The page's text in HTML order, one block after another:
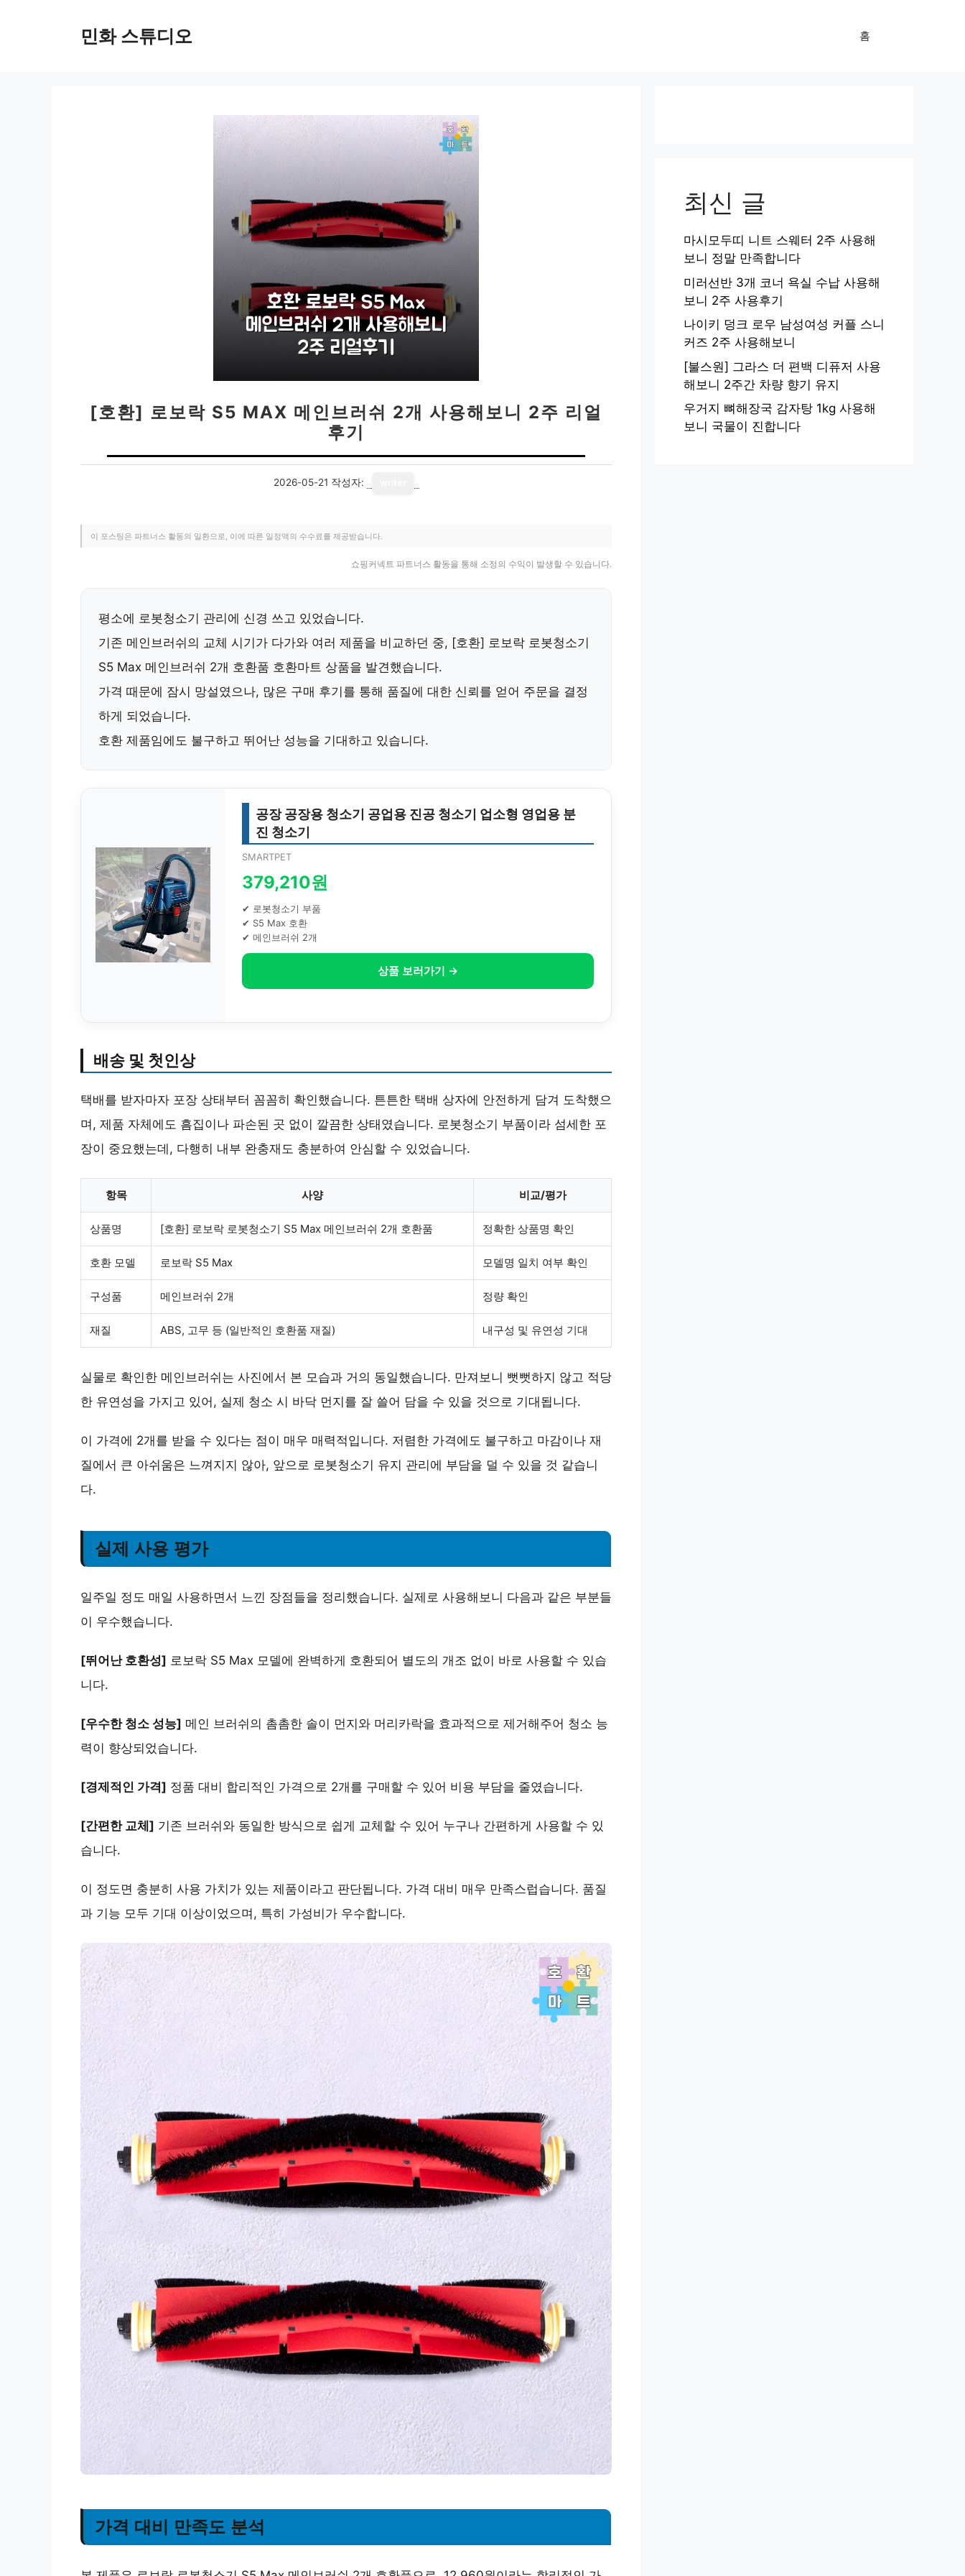
민화 스튜디오 홈
[호환] 로보락 S5 MAX 메인브러쉬 2개 사용해보니 2주 리얼
후기
2026-05-21 작성자:
이 포스팅은 파트너스 활동의 일환으로, 이에 따른 일정액의 수수료를 제공받습니다.
쇼핑커넥트 파트너스 활동을 통해 소정의 수익이 발생할 수 있습니다.
평소에 로봇청소기 관리에 신경 쓰고 있었습니다.
기존 메인브러쉬의 교체 시기가 다가와 여러 제품을 비교하던 중, [호환] 로보락 로봇청소기
S5 Max 메인브러쉬 2개 호환품 호환마트 상품을 발견했습니다.
가격 때문에 잠시 망설였으나, 많은 구매 후기를 통해 품질에 대한 신뢰를 얻어 주문을 결정
하게 되었습니다.
호환 제품임에도 불구하고 뛰어난 성능을 기대하고 있습니다.
공장 공장용 청소기 공업용 진공 청소기 업소형 영업용 분
진 청소기
SMARTPET
379,210원
✔ 로봇청소기 부품
✔ S5 Max 호환
✔ 메인브러쉬 2개
상품 보러가기 →
배송 및 첫인상
택배를 받자마자 포장 상태부터 꼼꼼히 확인했습니다. 튼튼한 택배 상자에 안전하게 담겨 도착했으
며, 제품 자체에도 흠집이나 파손된 곳 없이 깔끔한 상태였습니다. 로봇청소기 부품이라 섬세한 포
장이 중요했는데, 다행히 내부 완충재도 충분하여 안심할 수 있었습니다.
항목 사양 비교/평가
상품명 [호환] 로보락 로봇청소기 S5 Max 메인브러쉬 2개 호환품 정확한 상품명 확인
호환 모델 로보락 S5 Max 모델명 일치 여부 확인
구성품 메인브러쉬 2개 정량 확인
재질 ABS, 고무 등 (일반적인 호환품 재질) 내구성 및 유연성 기대
실물로 확인한 메인브러쉬는 사진에서 본 모습과 거의 동일했습니다. 만져보니 뻣뻣하지 않고 적당
한 유연성을 가지고 있어, 실제 청소 시 바닥 먼지를 잘 쓸어 담을 수 있을 것으로 기대됩니다.
이 가격에 2개를 받을 수 있다는 점이 매우 매력적입니다. 저렴한 가격에도 불구하고 마감이나 재
질에서 큰 아쉬움은 느껴지지 않아, 앞으로 로봇청소기 유지 관리에 부담을 덜 수 있을 것 같습니
다.
실제 사용 평가
일주일 정도 매일 사용하면서 느낀 장점들을 정리했습니다. 실제로 사용해보니 다음과 같은 부분들
이 우수했습니다.
[뛰어난 호환성] 로보락 S5 Max 모델에 완벽하게 호환되어 별도의 개조 없이 바로 사용할 수 있습
니다.
[우수한 청소 성능] 메인 브러쉬의 촘촘한 솔이 먼지와 머리카락을 효과적으로 제거해주어 청소 능
력이 향상되었습니다.
[경제적인 가격] 정품 대비 합리적인 가격으로 2개를 구매할 수 있어 비용 부담을 줄였습니다.
[간편한 교체] 기존 브러쉬와 동일한 방식으로 쉽게 교체할 수 있어 누구나 간편하게 사용할 수 있
습니다.
이 정도면 충분히 사용 가치가 있는 제품이라고 판단됩니다. 가격 대비 매우 만족스럽습니다. 품질
과 기능 모두 기대 이상이었으며, 특히 가성비가 우수합니다.
가격 대비 만족도 분석
최신 글
마시모두띠 니트 스웨터 2주 사용해
보니 정말 만족합니다
미러선반 3개 코너 욕실 수납 사용해
보니 2주 사용후기
나이키 덩크 로우 남성여성 커플 스니
커즈 2주 사용해보니
[불스원] 그라스 더 편백 디퓨저 사용
해보니 2주간 차량 향기 유지
우거지 뼈해장국 감자탕 1kg 사용해
보니 국물이 진합니다